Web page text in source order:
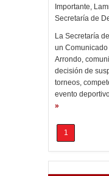
Importante,
Secretaría de
La Secretaría
un
Arrondo,
decisión de
torneos,
evento
»
1